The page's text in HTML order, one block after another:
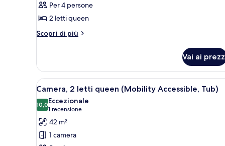
letti
queen
(View)
Per 4 persone
2 letti queen
Scopri di più
Altri
2
letti
queen
(View)
Vai ai
Apri
tutte
le
foto
per
Camera,
Camera d'albergo con due
7
Camera, 2 letti queen (Mobility Accessible, Tub)
10,010,0 su 10
Eccezionale
1 recensione
(1
recensione)
42 m²
1 camera